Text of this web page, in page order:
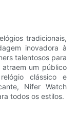
tradicionais,
inovadora à
talentosos para
um público
clássico e
Nifer Watch
todos os estilos.